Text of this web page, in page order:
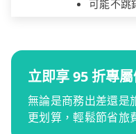
可能不跳
立即享 95 折專
無論是商務出差還是
更划算，輕鬆節省旅